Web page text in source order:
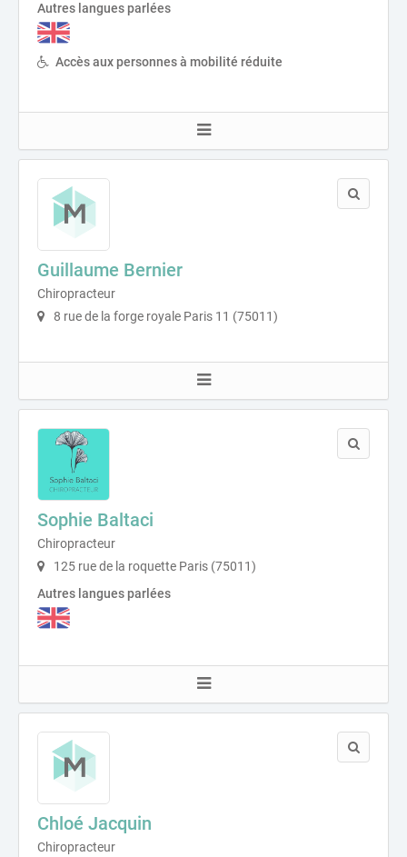
Autres langues parlées
Accès aux personnes à mobilité réduite
Guillaume Bernier
Chiropracteur
8 rue de la forge royale Paris 11 (75011)
Sophie Baltaci
Chiropracteur
125 rue de la roquette Paris (75011)
Autres langues parlées
Chloé Jacquin
Chiropracteur